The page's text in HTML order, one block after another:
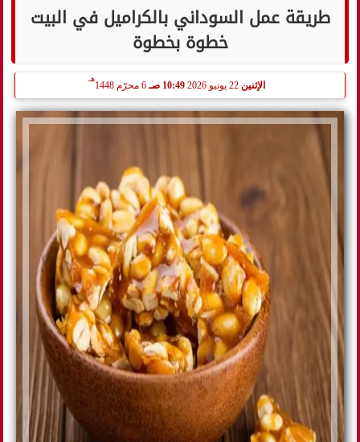
طريقة عمل السوداني بالكراميل في البيت
خطوة بخطوة
الإثنين 10:49 صـ 6 محرّم 1448
هـ